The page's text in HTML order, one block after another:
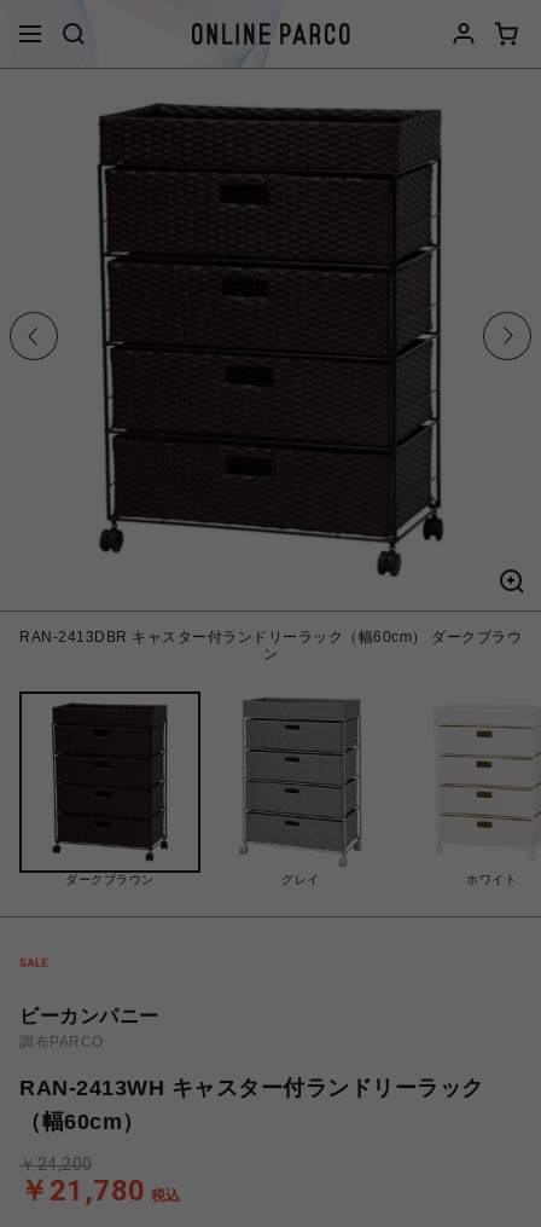
RAN-2413DBR キャスター付ランドリーラック（幅60cm） ダークブラウ
ン
ダークブラウン グレイ ホワイト
ビーカンパニー
調布PARCO
RAN-2413WH キャスター付ランドリーラック
（幅60cm）
￥21,780 税込
￥24,200